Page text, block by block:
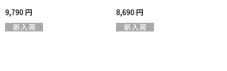
9,790 円 8,690 円